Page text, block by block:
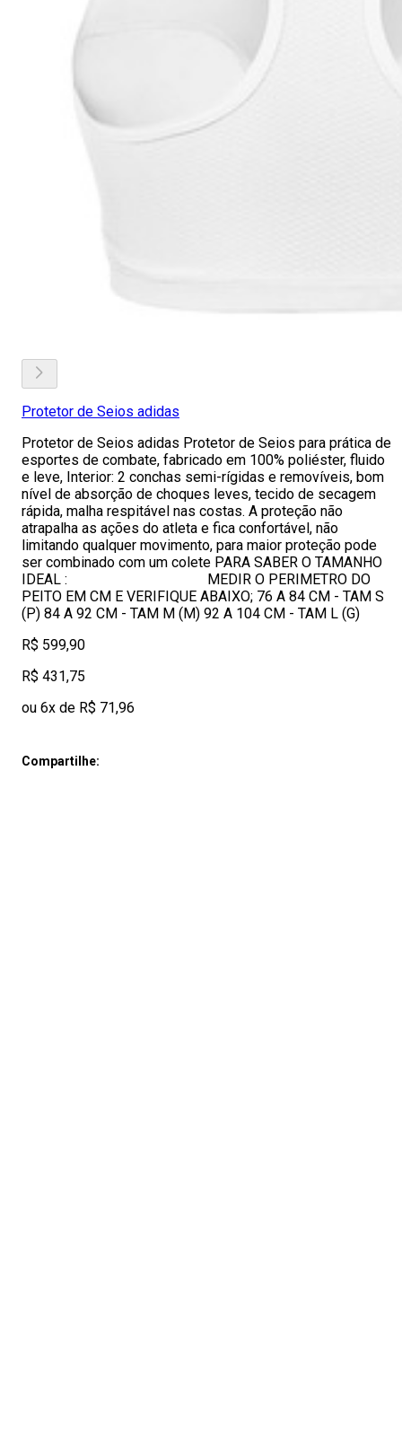
Protetor de Seios adidas
Protetor de Seios adidas Protetor de Seios para prática de
esportes de combate, fabricado em 100% poliéster, fluido
e leve, Interior: 2 conchas semi-rígidas e removíveis, bom
nível de absorção de choques leves, tecido de secagem
rápida, malha respitável nas costas. A proteção não
atrapalha as ações do atleta e fica confortável, não
limitando qualquer movimento, para maior proteção pode
ser combinado com um colete PARA SABER O TAMANHO
IDEAL : MEDIR O PERIMETRO DO
PEITO EM CM E VERIFIQUE ABAIXO; 76 A 84 CM - TAM S
(P) 84 A 92 CM - TAM M (M) 92 A 104 CM - TAM L (G)
R$ 599,90
R$ 431,75
ou 6x de R$ 71,96
Compartilhe: